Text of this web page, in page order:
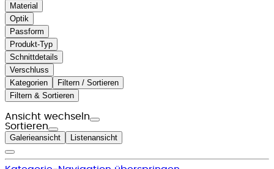
Material
Optik
Passform
Produkt-Typ
Schnittdetails
Verschluss
Kategorien
Filtern / Sortieren
Filtern & Sortieren
Ansicht wechseln
Sortieren
Galerieansicht Listenansicht